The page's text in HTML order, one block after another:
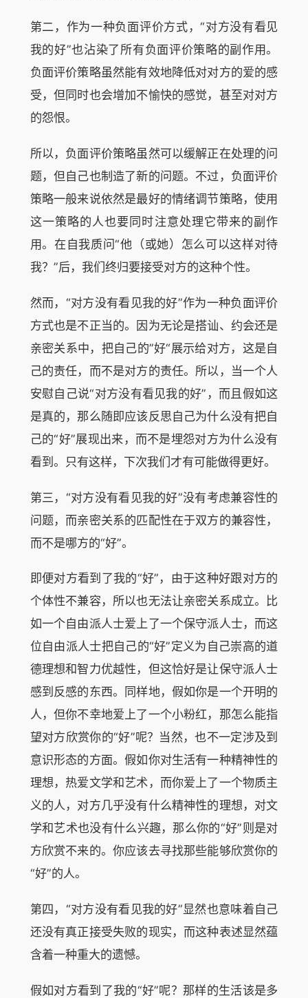
第二，作为一种负面评价方式，“对方没有看见
我的好”也沾染了所有负面评价策略的副作用。
负面评价策略虽然能有效地降低对对方的爱的感
受，但同时也会增加不愉快的感觉，甚至对对方
的怨恨。
所以，负面评价策略虽然可以缓解正在处理的问
题，但自己也制造了新的问题。不过，负面评价
策略一般来说依然是最好的情绪调节策略，使用
这一策略的人也要同时注意处理它带来的副作
用。在自我质问“他（或她）怎么可以这样对待
我？”后，我们终归要接受对方的这种个性。
然而，“对方没有看见我的好”作为一种负面评价
方式也是不正当的。因为无论是搭讪、约会还是
亲密关系中，把自己的”好“展示给对方，这是自
己的责任，而不是对方的责任。所以，当一个人
安慰自己说“对方没有看见我的好”，而且假如这
是真的，那么随即应该反思自己为什么没有把自
己的“好”展现出来，而不是埋怨对方为什么没有
看到。只有这样，下次我们才有可能做得更好。
第三，“对方没有看见我的好”没有考虑兼容性的
问题，而亲密关系的匹配性在于双方的兼容性，
而不是哪方的“好”。
即便对方看到了我的“好”，由于这种好跟对方的
个体性不兼容，所以也无法让亲密关系成立。比
如一个自由派人士爱上了一个保守派人士，而这
位自由派人士把自己的“好”定义为自己崇高的道
德理想和智力优越性，但这恰好是让保守派人士
感到反感的东西。同样地，假如你是一个开明的
人，但你不幸地爱上了一个小粉红，那怎么能指
望对方欣赏你的“好”呢？当然，也不一定涉及到
意识形态的方面。假如你对生活有一种精神性的
理想，热爱文学和艺术，而你爱上了一个物质主
义的人，对方几乎没有什么精神性的理想，对文
学和艺术也没有什么兴趣，那么你的“好”则是对
方欣赏不来的。你应该去寻找那些能够欣赏你的
“好”的人。
第四，“对方没有看见我的好”显然也意味着自己
还没有真正接受失败的现实，而这种表述显然蕴
含着一种重大的遗憾。
假如对方看到了我的“好”呢？那样的生活该是多